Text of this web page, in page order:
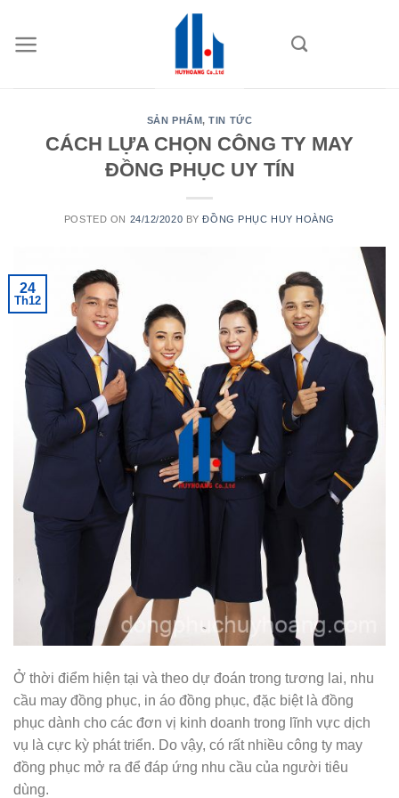
content
SẢN PHẨM,TIN TỨC
CÁCH LỰA CHỌN CÔNG TY MAY
ĐỒNG PHỤC UY TÍN
POSTED ON 24/12/2020 BYĐỒNG PHỤC HUY HOÀNG
24
Th12
Ở thời điểm hiện tại và theo dự đoán trong tương lai, nhu
cầu may đồng phục, in áo đồng phục, đặc biệt là đồng
phục dành cho các đơn vị kinh doanh trong lĩnh vực dịch
vụ là cực kỳ phát triển. Do vậy, có rất nhiều công ty may
đồng phục mở ra để đáp ứng nhu cầu của người tiêu
dùng.